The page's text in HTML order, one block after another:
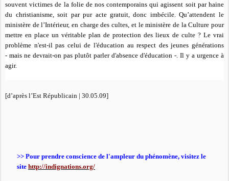
souvent victimes de la folie de nos contemporains qui agissent soit par haine
du christianisme, soit par pur acte gratuit, donc imbécile. Qu’attendent le
ministère de l’Intérieur, en charge des cultes, et le ministère de la Culture pour
mettre en place un véritable plan de protection des lieux de culte ? Le vrai
problème n'est-il pas celui de l'éducation au respect des jeunes générations
- mais ne devrait-on pas plutôt parler d'absence d'éducation -. Il y a urgence à
agir.
[d’après l’Est Républicain | 30.05.09]
>> Pour prendre conscience de l'ampleur du phénomène, visitez le
site http://indignations.org/